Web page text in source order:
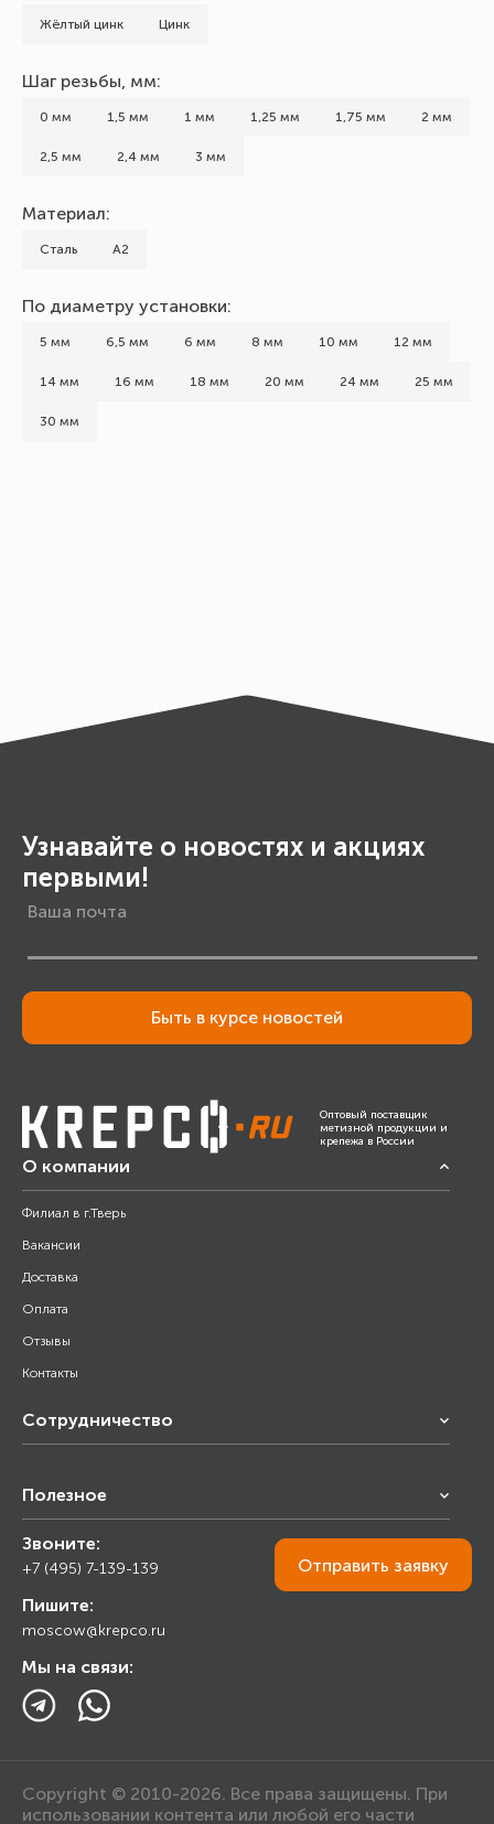
Жёлтый цинк Цинк
Шаг резьбы, мм:
0 мм 1,5 мм 1 мм 1,25 мм 1,75 мм 2 мм
2,5 мм 2,4 мм 3 мм
Материал:
Сталь А2
По диаметру установки:
5 мм 6,5 мм 6 мм 8 мм 10 мм 12 мм
14 мм 16 мм 18 мм 20 мм 24 мм 25 мм
30 мм
Узнавайте о новостях и акциях
первыми!
Быть в курсе новостей
Оптовый поставщик
метизной продукции и
крепежа в России
О компании
Филиал в г.Тверь
Вакансии
Доставка
Оплата
Отзывы
Контакты
Сотрудничество
Снабжение строительства
Торговым организациям
Полезное
Калькулятор
Прайс лист
Ответы на вопросы
Блог
Звоните:
+7 (495) 7-139-139
Пишите:
moscow@krepco.ru
Мы на связи:
Отправить заявку
Copyright © 2010-2026. Все права защищены. При
использовании контента или любой его части